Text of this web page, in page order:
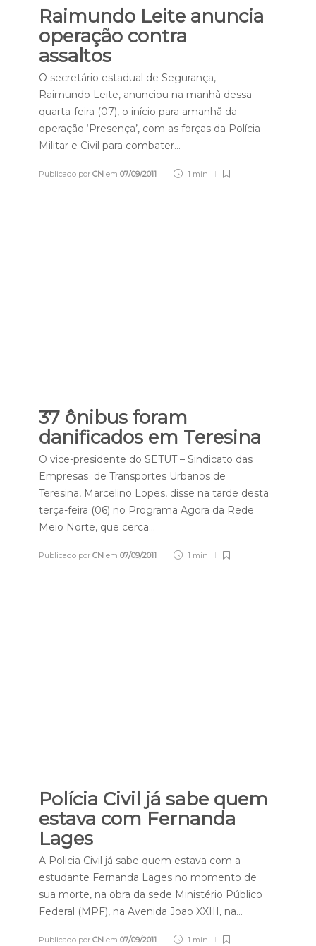
Raimundo Leite anuncia
operação contra
assaltos
O secretário estadual de Segurança,
Raimundo Leite, anunciou na manhã dessa
quarta-feira (07), o início para amanhã da
operação ‘Presença’, com as forças da Polícia
Militar e Civil para combater…
Publicado por CN em 07/09/2011 1 min
37 ônibus foram
danificados em Teresina
O vice-presidente do SETUT – Sindicato das
Empresas de Transportes Urbanos de
Teresina, Marcelino Lopes, disse na tarde desta
terça-feira (06) no Programa Agora da Rede
Meio Norte, que cerca…
Publicado por CN em 07/09/2011 1 min
Polícia Civil já sabe quem
estava com Fernanda
Lages
A Policia Civil já sabe quem estava com a
estudante Fernanda Lages no momento de
sua morte, na obra da sede Ministério Público
Federal (MPF), na Avenida Joao XXIII, na…
Publicado por CN em 07/09/2011 1 min